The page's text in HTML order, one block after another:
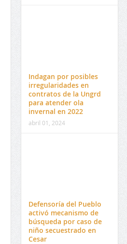
Indagan por posibles
irregularidades en
contratos de la Ungrd
para atender ola
invernal en 2022
abril 01, 2024
Defensoría del Pueblo
activó mecanismo de
búsqueda por caso de
niño secuestrado en
Cesar